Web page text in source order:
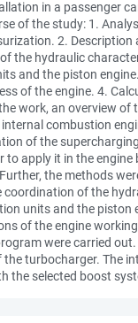
in a passenger
of the study: 1.
2. Description
the hydraulic
and the piston
of the engine. 4.
work, an overview of
combustion
of the
to apply it in the engine
the methods
coordination of the
units and the piston
of the engine
were carried
turbocharger. The
the selected boost